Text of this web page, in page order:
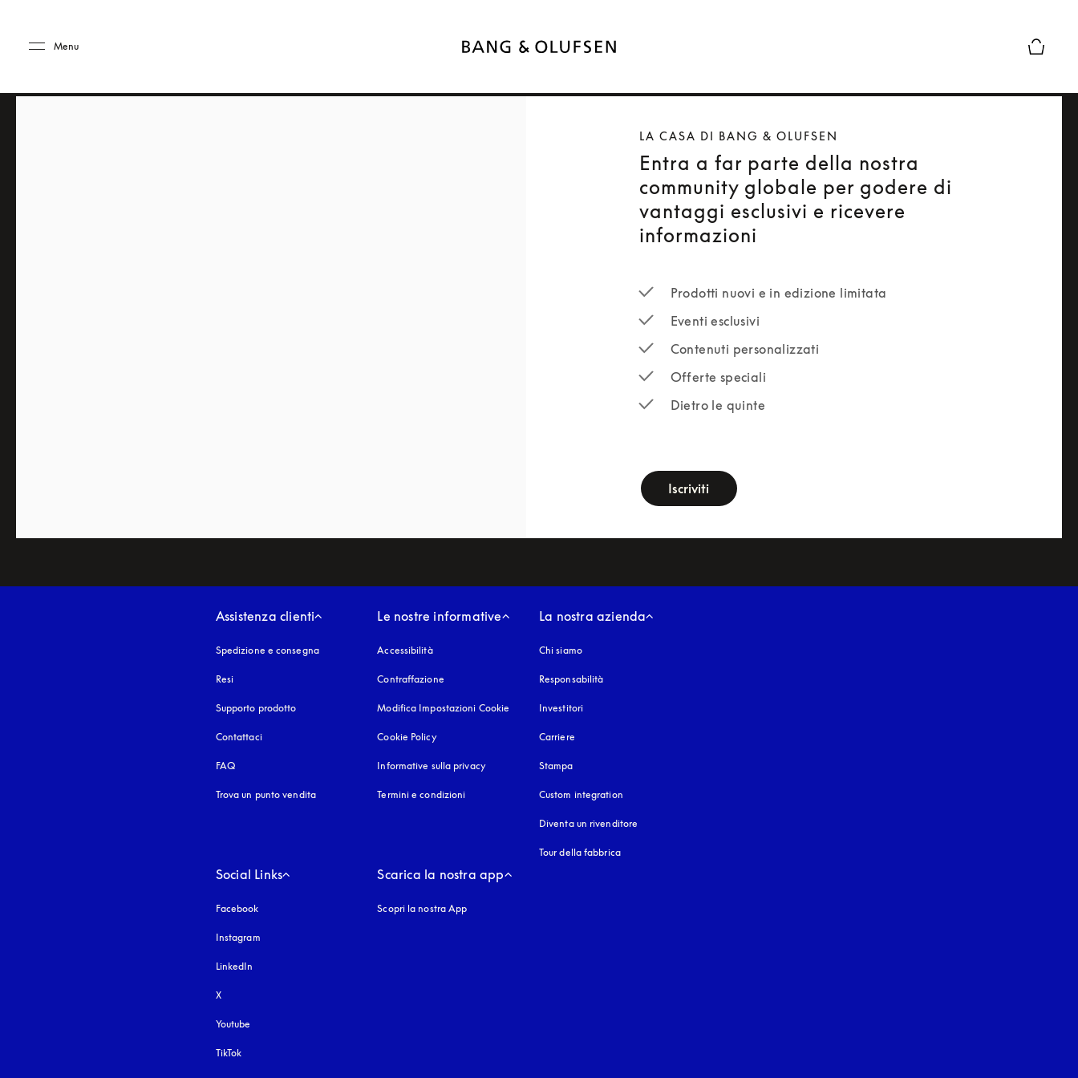
Menu
LA CASA DI BANG & OLUFSEN
Entra a far parte della nostra
community globale per godere di
vantaggi esclusivi e ricevere
informazioni
Prodotti nuovi e in edizione limitata
Eventi esclusivi
Contenuti personalizzati
Offerte speciali
Dietro le quinte
Iscriviti
Assistenza clienti
Spedizione e consegna
Resi
Supporto prodotto
Contattaci
FAQ
Trova un punto vendita
Le nostre informative
Accessibilitàsi apre in una nuova finestra
Contraffazione si apre in una nuova finestra
Modifica Impostazioni Cookie
Cookie Policysi apre in una nuova finestra
Informative sulla privacysi apre in una nuova finestra
Termini e condizioni
La nostra azienda
Chi siamo
Responsabilità
Investitori
Carriere
Stampa
Custom integration
Diventa un rivenditore
Tour della fabbrica
Social Links
Facebook
Instagram
LinkedIn
X
Youtube
TikTok
Scarica la nostra app
Scopri la nostra App